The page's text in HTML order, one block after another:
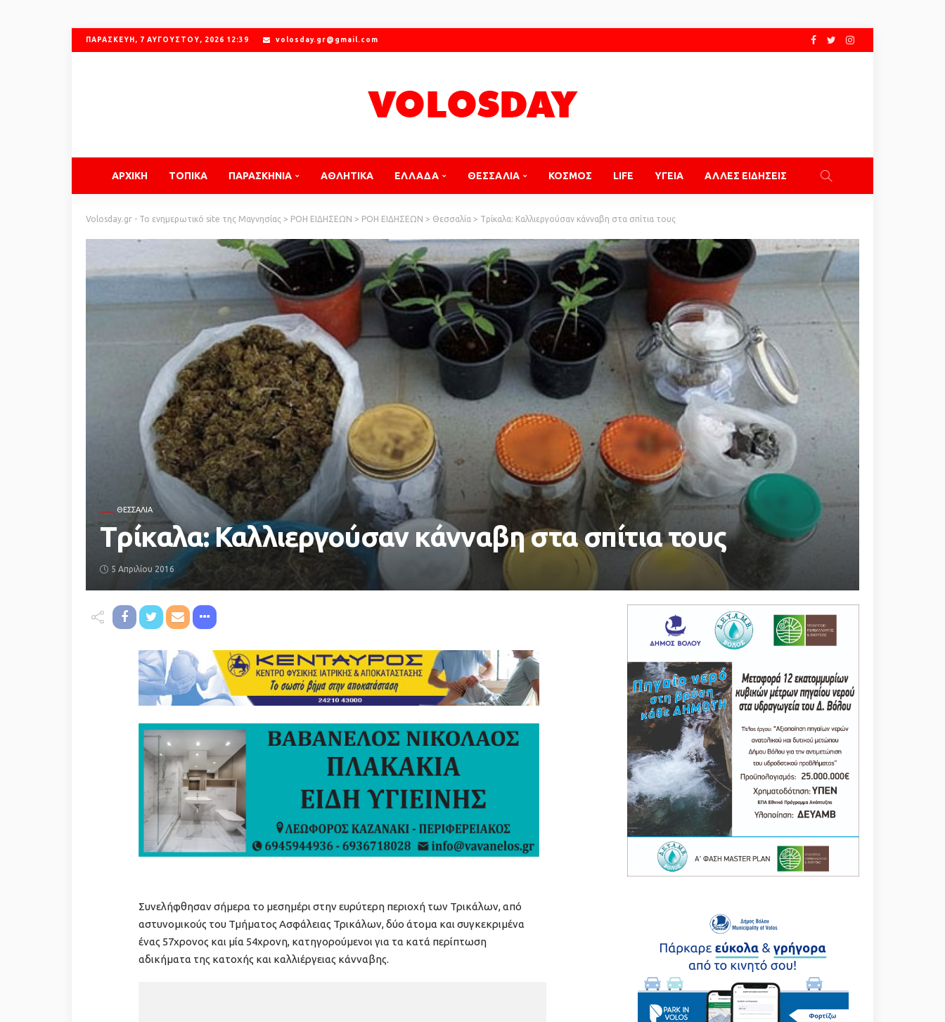
ΠΑΡΑΣΚΕΥΉ, 7 ΑΥΓΟΎΣΤΟΥ, 2026 12:39 volosday.gr@gmail.com
ΑΡΧΙΚΗ ΤΟΠΙΚΑ ΠΑΡΑΣΚΗΝΙΑ ΑΘΛΗΤΙΚΑ ΕΛΛΑΔΑ ΘΕΣΣΑΛΙΑ ΚΟΣΜΟΣ LIFE ΥΓΕΙΑ ΑΛΛΕΣ ΕΙΔΗΣΕΙΣ
Volosday.gr - Το ενημερωτικό site της Μαγνησίας > ΡΟΗ ΕΙΔΗΣΕΩΝ > ΡΟΗ ΕΙΔΗΣΕΩΝ > Θεσσαλία > Tρίκαλα: Καλλιεργούσαν κάνναβη στα σπίτια τους
ΘΕΣΣΑΛΊΑ
Tρίκαλα: Καλλιεργούσαν κάνναβη στα σπίτια τους
5 Απριλίου 2016
Συνελήφθησαν σήμερα το μεσημέρι στην ευρύτερη περιοχή των Τρικάλων, από
αστυνομικούς του Τμήματος Ασφάλειας Τρικάλων, δύο άτομα και συγκεκριμένα
ένας 57χρονος και μία 54χρονη, κατηγορούμενοι για τα κατά περίπτωση
αδικήματα της κατοχής και καλλιέργειας κάνναβης.